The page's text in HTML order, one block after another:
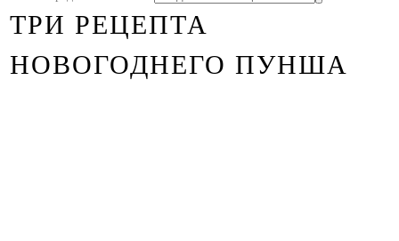
ТРИ РЕЦЕПТА
НОВОГОДНЕГО ПУНША